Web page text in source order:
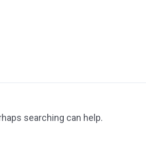
searching can help.